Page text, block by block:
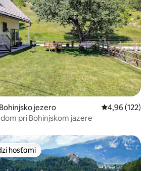
jezero Priemerné
4,96 (122)
pri Bohinjskom jazere
hosťami
hosťami